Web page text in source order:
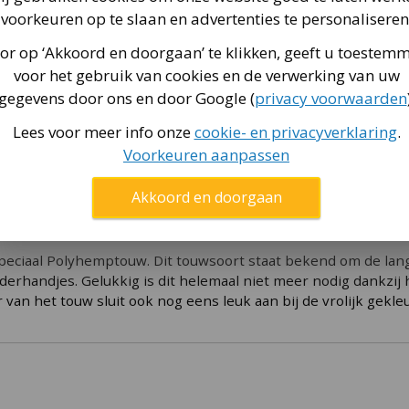
150 cm kunt
Déko-Play verlengtouwen 150 cm. Deze touwen zijn
Met Déko-Play haal je tevens een gegarandeerd
topmerk het is. Het touw is namelijk stevig en zeer
kunnen werkelijk alles aan.
Polyhemptouw. Dit touwsoort staat bekend om de
Gelukkig is dit helemaal niet meer nodig
het touw sluit ook nog eens leuk aan bij de vrolijk
viadeze pagina.
voorkeuren op te slaan en advertenties te
op ‘Akkoord en doorgaan’ te klikken, geeft u
voor het gebruik van cookies en de verwerking van uw
gegevens door ons en door Google (privacy voorwaarden
Lees voor meer info onzecookie- en privacyverklaring.
Voorkeuren aanpassen
Akkoord en doorgaan